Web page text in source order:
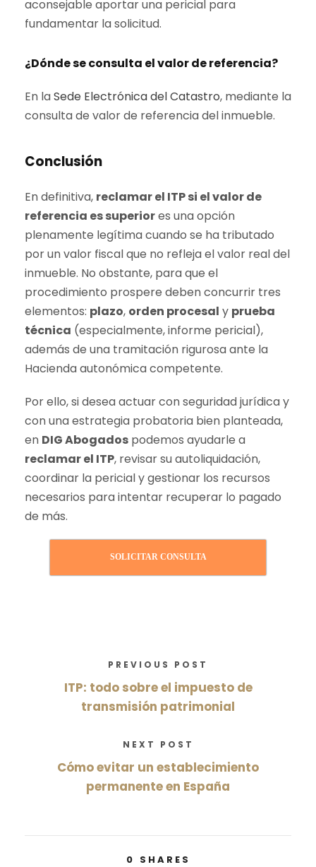
aconsejable aportar una pericial para
fundamentar la solicitud.
¿Dónde se consulta el valor de referencia?
En laSede Electrónica del Catastro, mediante la
consulta de valor de referencia del inmueble.
Conclusión
En definitiva, reclamar el ITP si elvalor de
referencia es superiores una opción
plenamente legítima cuando se ha tributado
por un valor fiscal que no refleja el valor real del
inmueble. No obstante, para que el
procedimiento prospere deben concurrir tres
elementos: plazo, orden procesal y prueba
técnica (especialmente, informe pericial),
además de una tramitación rigurosa ante la
Hacienda autonómica competente.
Por ello, si desea actuar con seguridad jurídica y
con una estrategia probatoria bien planteada,
en DIG Abogados podemos ayudarle a
reclamar el ITP, revisar su autoliquidación,
coordinar la pericial y gestionar los recursos
necesarios para intentar recuperar lo pagado
de más.
SOLICITAR CONSULTA
PREVIOUS POST
ITP: todo sobre el impuesto de
transmisión patrimonial
NEXT POST
Cómo evitar un establecimiento
permanente en España
0 SHARES